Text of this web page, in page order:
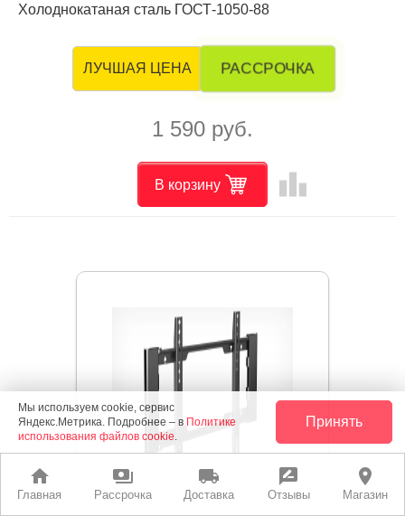
home
Главная
payments
Рассрочка
local_shipping
Доставка
rate_review
Отзывы
place
Магазин
Холоднокатаная сталь ГОСТ-1050-88
ЛУЧШАЯ ЦЕНА РАССРОЧКА
1 590 руб.
В корзину leaderboard
Мы используем cookie, сервис
Яндекс.Метрика. Подробнее – в Политике
использования файлов cookie.
Принять